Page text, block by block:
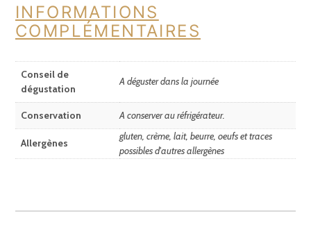
INFORMATIONS
COMPLÉMENTAIRES
Conseil de
dégustation
A déguster dans la journée
Conservation A conserver au réfrigérateur.
Allergènes
gluten, crème, lait, beurre, oeufs et traces
possibles d'autres allergènes